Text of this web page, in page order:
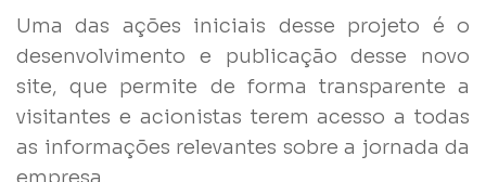
Uma das ações iniciais desse projeto é o
desenvolvimento e publicação desse novo
site, que permite de forma transparente a
visitantes e acionistas terem acesso a todas
as informações relevantes sobre a jornada da